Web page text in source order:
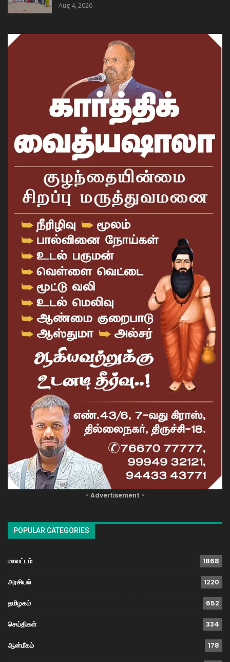
Aug 4, 2026
- Advertisement -
POPULAR CATEGORIES
மாவட்டம் 1868
அரசியல் 1220
தமிழகம் 652
செய்திகள் 334
ஆன்மீகம் 178